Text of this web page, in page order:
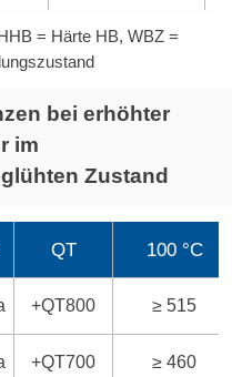
= Härte HB, WBZ =
bei erhöhter
im
Zustand
QT 100 °C
+QT800 ≥ 515
+QT700 ≥ 460